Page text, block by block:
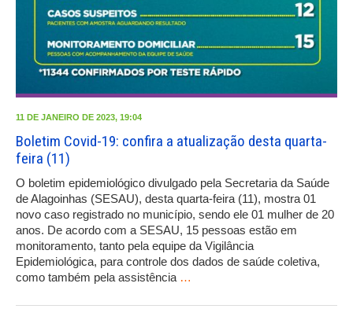
11 DE JANEIRO DE 2023, 19:04
Boletim Covid-19: confira a atualização desta quarta-
feira (11)
O boletim epidemiológico divulgado pela Secretaria da Saúde
de Alagoinhas (SESAU), desta quarta-feira (11), mostra 01
novo caso registrado no município, sendo ele 01 mulher de 20
anos. De acordo com a SESAU, 15 pessoas estão em
monitoramento, tanto pela equipe da Vigilância
Epidemiológica, para controle dos dados de saúde coletiva,
como também pela assistência …